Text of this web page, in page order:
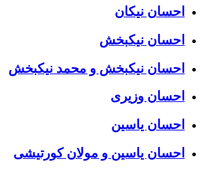
احسان نیکان
احسان نیکبخش
احسان نیکبخش و محمد نیکبخش
احسان وزیری
احسان یاسین
احسان یاسین و مولان کورتیشی